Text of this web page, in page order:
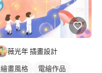
薇光年 插畫設計
繪畫風格
電繪作品